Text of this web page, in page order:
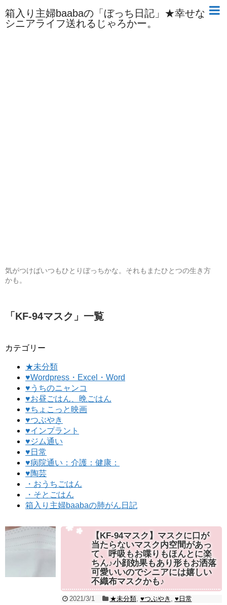
箱入り主婦baabaの「ぼっち日記」★幸せな
シニアライフ送れるじゃろかー。
気がつけばいつもひとりぼっちかな。それもまたひとつの生き方
かも。
「 KF-94マスク 」 一覧
カテゴリー
★未分類
♥Wordpress・Excel・Word
♥うちのニャンコ
♥お昼ごはん、晩ごはん
♥ちょこっと映画
♥つぶやき
♥インプラント
♥ジム通い
♥日常
♥病院通い：介護：健康：
♥陶芸
・おうちごはん
・そとごはん
箱入り主婦baabaの肺がん日記
【KF-94マスク】マスクに口が
当たらないマスク内空間があっ
て、呼吸もお喋りもほんとに楽
ちん♪小顔効果もあり形もお洒落
可愛いいのでシニアには嬉しい
不織布マスクかも♪
2021/3/1 ★未分類, ♥つぶやき , ♥日常